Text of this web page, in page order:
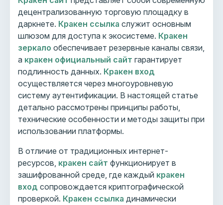
децентрализованную торговую площадку в
даркнете. Кракен ссылка служит основным
шлюзом для доступа к экосистеме. Кракен
зеркало обеспечивает резервные каналы связи,
а кракен официальный сайт гарантирует
подлинность данных. Кракен вход
осуществляется через многоуровневую
систему аутентификации. В настоящей статье
детально рассмотрены принципы работы,
технические особенности и методы защиты при
использовании платформы.
В отличие от традиционных интернет-
ресурсов, кракен сайт функционирует в
зашифрованной среде, где каждый кракен
вход сопровождается криптографической
проверкой. Кракен ссылка динамически